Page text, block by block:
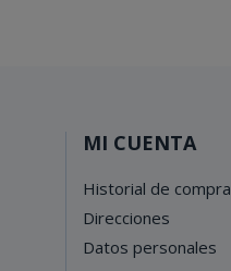
MI CUENTA
Historial de compra
Direcciones
Datos personales